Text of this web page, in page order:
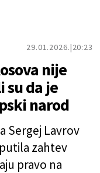
29.01.2026. 20:23
nije
su da je
narod
Sergej Lavrov
zahtev
pravo na